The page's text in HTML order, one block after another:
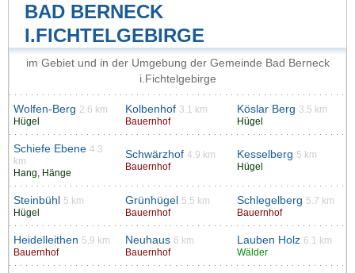
BAD BERNECK
I.FICHTELGEBIRGE
im Gebiet und in der Umgebung der Gemeinde Bad Berneck
i.Fichtelgebirge
Wolfen-Berg 2.6 km
Hügel
Kolbenhof 3.1 km
Bauernhof
Köslar Berg 3.5 km
Hügel
Schiefe Ebene 4.3
km
Hang, Hänge
Schwärzhof 4.9 km
Bauernhof
Kesselberg 5 km
Hügel
Steinbühl
5 km
Hügel
Grünhügel
5.5 km
Bauernhof
Schlegelberg 5.7 km
Bauernhof
Heidelleithen 5.9 km
Bauernhof
Neuhaus 6 km
Bauernhof
Lauben Holz 6.1 km
Wälder